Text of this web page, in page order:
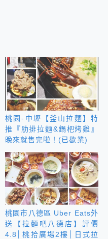
桃園-中壢【釜山拉麵】特
推『肋排拉麵&鍋杷烤雞』
晚來就售完啦！(已歇業)
桃園市八德區 Uber Eats外
送【拉麵吧八德店】評價
4.8│桃拾廣場2樓│日式拉